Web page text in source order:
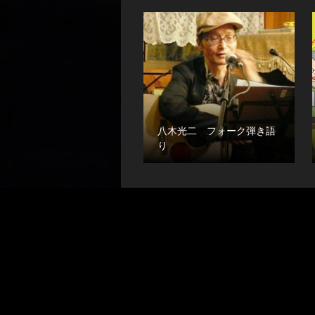
八木光二 フォーク弾き語
り